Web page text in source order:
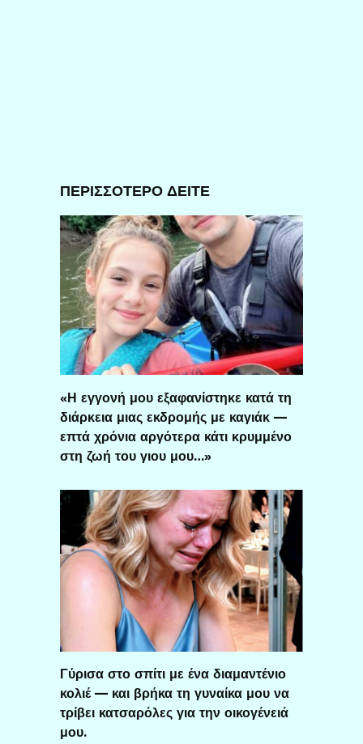
ΠΕΡΙΣΣΟΤΕΡΟ ΔΕΙΤΕ
«Η εγγονή μου εξαφανίστηκε κατά τη
διάρκεια μιας εκδρομής με καγιάκ —
επτά χρόνια αργότερα κάτι κρυμμένο
στη ζωή του γιου μου…»
Γύρισα στο σπίτι με ένα διαμαντένιο
κολιέ — και βρήκα τη γυναίκα μου να
τρίβει κατσαρόλες για την οικογένειά
μου.